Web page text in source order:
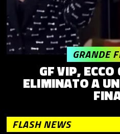
GF VIP,
ELIMINATO A
GRANDE
FLASH NEWS